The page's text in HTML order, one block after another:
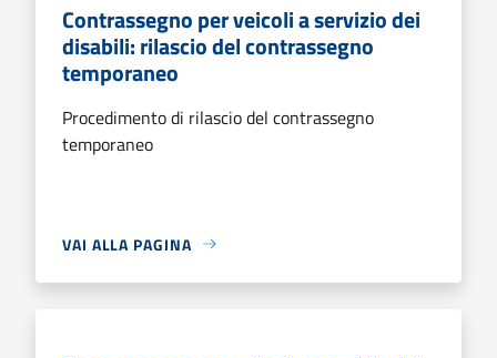
Contrassegno per veicoli a servizio dei
disabili: rilascio del contrassegno
temporaneo
Procedimento di rilascio del contrassegno
temporaneo
VAI ALLA PAGINA